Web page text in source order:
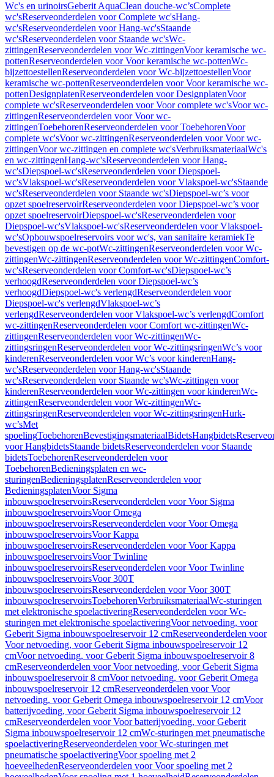
Wc's en urinoirsGeberit AquaClean douche-wc’sComplete
wc'sReserveonderdelen voor Complete wc'sHang-
wc'sReserveonderdelen voor Hang-wc'sStaande
wc'sReserveonderdelen voor Staande wc'sWc-
zittingenReserveonderdelen voor Wc-zittingenVoor keramische wc-
pottenReserveonderdelen voor Voor keramische wc-pottenWc-
bijzettoestellenReserveonderdelen voor Wc-bijzettoestellenVoor
keramische wc-pottenReserveonderdelen voor Voor keramische wc-
pottenDesignplatenReserveonderdelen voor DesignplatenVoor
complete wc'sReserveonderdelen voor Voor complete wc'sVoor wc-
zittingenReserveonderdelen voor Voor wc-
zittingenToebehorenReserveonderdelen voor ToebehorenVoor
complete wc'sVoor wc-zittingenReserveonderdelen voor Voor wc-
zittingenVoor wc-zittingen en complete wc'sVerbruiksmateriaalWc's
en wc-zittingenHang-wc'sReserveonderdelen voor Hang-
wc'sDiepspoel-wc'sReserveonderdelen voor Diepspoel-
wc'sVlakspoel-wc'sReserveonderdelen voor Vlakspoel-wc'sStaande
wc'sReserveonderdelen voor Staande wc'sDiepspoel-wc’s voor
opzet spoelreservoirReserveonderdelen voor Diepspoel-wc’s voor
opzet spoelreservoirDiepspoel-wc'sReserveonderdelen voor
Diepspoel-wc'sVlakspoel-wc'sReserveonderdelen voor Vlakspoel-
wc'sOpbouwspoelreservoirs voor wc's, van sanitaire keramiekTe
bevestigen op de wc-potWc-zittingenReserveonderdelen voor Wc-
zittingenWc-zittingenReserveonderdelen voor Wc-zittingenComfort-
wc'sReserveonderdelen voor Comfort-wc'sDiepspoel-wc’s
verhoogdReserveonderdelen voor Diepspoel-wc’s
verhoogdDiepspoel-wc's verlengdReserveonderdelen voor
Diepspoel-wc's verlengdVlakspoel-wc’s
verlengdReserveonderdelen voor Vlakspoel-wc’s verlengdComfort
wc-zittingenReserveonderdelen voor Comfort wc-zittingenWc-
zittingenReserveonderdelen voor Wc-zittingenWc-
zittingsringenReserveonderdelen voor Wc-zittingsringenWc’s voor
kinderenReserveonderdelen voor Wc’s voor kinderenHang-
wc'sReserveonderdelen voor Hang-wc'sStaande
wc'sReserveonderdelen voor Staande wc'sWc-zittingen voor
kinderenReserveonderdelen voor Wc-zittingen voor kinderenWc-
zittingenReserveonderdelen voor Wc-zittingenWc-
zittingsringenReserveonderdelen voor Wc-zittingsringenHurk-
wc’sMet
spoelingToebehorenBevestigingsmateriaalBidetsHangbidets
voor HangbidetsStaande bidetsReserveonderdelen voor Staande
bidetsToebehorenReserveonderdelen voor
ToebehorenBedieningsplaten en wc-
sturingenBedieningsplatenReserveonderdelen voor
BedieningsplatenVoor Sigma
inbouwspoelreservoirsReserveonderdelen voor Voor Sigma
inbouwspoelreservoirsVoor Omega
inbouwspoelreservoirsReserveonderdelen voor Voor Omega
inbouwspoelreservoirsVoor Kappa
inbouwspoelreservoirsReserveonderdelen voor Voor Kappa
inbouwspoelreservoirsVoor Twinline
inbouwspoelreservoirsReserveonderdelen voor Voor Twinline
inbouwspoelreservoirsVoor 300T
inbouwspoelreservoirsReserveonderdelen voor Voor 300T
inbouwspoelreservoirsToebehorenVerbruiksmateriaalWc-sturingen
met elektronische spoelactiveringReserveonderdelen voor Wc-
sturingen met elektronische spoelactiveringVoor netvoeding, voor
Geberit Sigma inbouwspoelreservoir 12 cmReserveonderdelen voor
Voor netvoeding, voor Geberit Sigma inbouwspoelreservoir 12
cmVoor netvoeding, voor Geberit Sigma inbouwspoelreservoir 8
cmReserveonderdelen voor Voor netvoeding, voor Geberit Sigma
inbouwspoelreservoir 8 cmVoor netvoeding, voor Geberit Omega
inbouwspoelreservoir 12 cmReserveonderdelen voor Voor
netvoeding, voor Geberit Omega inbouwspoelreservoir 12 cmVoor
batterijvoeding, voor Geberit Sigma inbouwspoelreservoir 12
cmReserveonderdelen voor Voor batterijvoeding, voor Geberit
Sigma inbouwspoelreservoir 12 cmWc-sturingen met pneumatische
spoelactiveringReserveonderdelen voor Wc-sturingen met
pneumatische spoelactiveringVoor spoeling met 2
hoeveelhedenReserveonderdelen voor Voor spoeling met 2